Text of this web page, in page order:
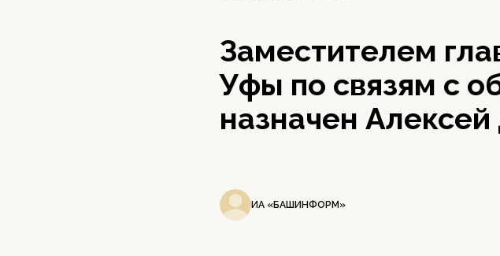
Заместителем
Уфы по связям с
назначен
ИА «БАШИНФОРМ»